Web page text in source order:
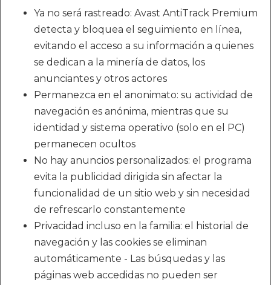
Ya no será rastreado: Avast AntiTrack Premium
detecta y bloquea el seguimiento en línea,
evitando el acceso a su información a quienes
se dedican a la minería de datos, los
anunciantes y otros actores
Permanezca en el anonimato: su actividad de
navegación es anónima, mientras que su
identidad y sistema operativo (solo en el PC)
permanecen ocultos
No hay anuncios personalizados: el programa
evita la publicidad dirigida sin afectar la
funcionalidad de un sitio web y sin necesidad
de refrescarlo constantemente
Privacidad incluso en la familia: el historial de
navegación y las cookies se eliminan
automáticamente - Las búsquedas y las
páginas web accedidas no pueden ser